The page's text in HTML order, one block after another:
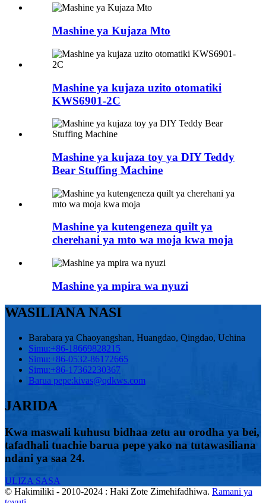
Mashine ya Kujaza Mto
Mashine ya kujaza uzito otomatiki
KWS6901-2C
Mashine ya kujaza toy ya DIY Teddy
Bear Stuffing Machine
Mashine ya kutengeneza quilt ya
cherehani ya mto wa moja kwa moja
Mashine ya mpira wa nyuzi
WASILIANA NASI
Barabara ya Chaoyangshan, Huangdao, Qingdao, Uchina
Simu:+86-18669828215
Simu:+86-0532-86172665
Simu:+86-17362230367
Barua pepe:kivas@qdkws.com
JARIDA
Kwa maswali kuhusu bidhaa zetu au orodha ya bei,
tafadhali tuachie barua pepe yako na tutawasiliana
ndani ya saa 24.
ULIZA SASA
© Hakimiliki - 2010-2024 : Haki Zote Zimehifadhiwa. Ramani ya